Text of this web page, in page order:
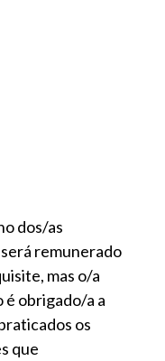
dos/as
remunerado
mas o/a
obrigado/a a
os
que